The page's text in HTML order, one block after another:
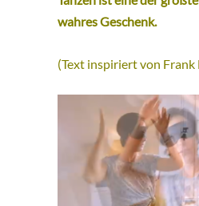
wahres Geschenk.
(Text inspiriert von Frank